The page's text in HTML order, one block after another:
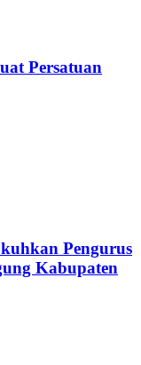
Persatuan
Pengurus
Kabupaten